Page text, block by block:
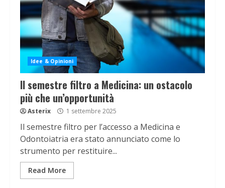
Idee & Opinioni
Il semestre filtro a Medicina: un ostacolo
più che un’opportunità
Asterix 1 settembre 2025
Il semestre filtro per l’accesso a Medicina e
Odontoiatria era stato annunciato come lo
strumento per restituire...
Read More